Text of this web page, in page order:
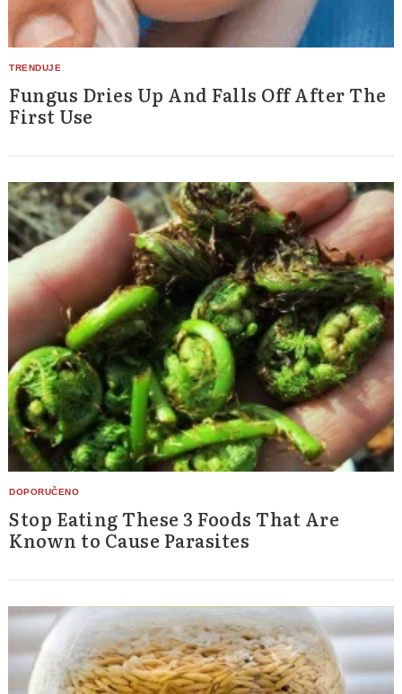
Fungus Dries Up And Falls Off After The
First Use
Stop Eating These 3 Foods That Are
Known to Cause Parasites